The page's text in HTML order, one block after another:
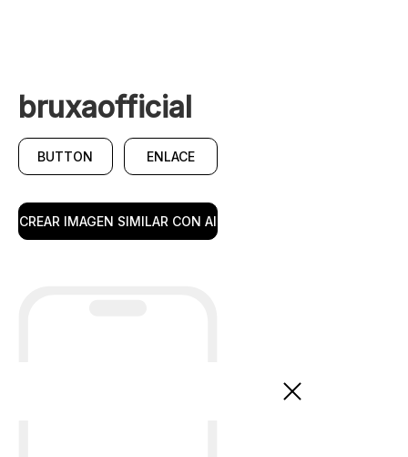
bruxaofficial
BUTTON ENLACE
CREAR IMAGEN SIMILAR CON AI